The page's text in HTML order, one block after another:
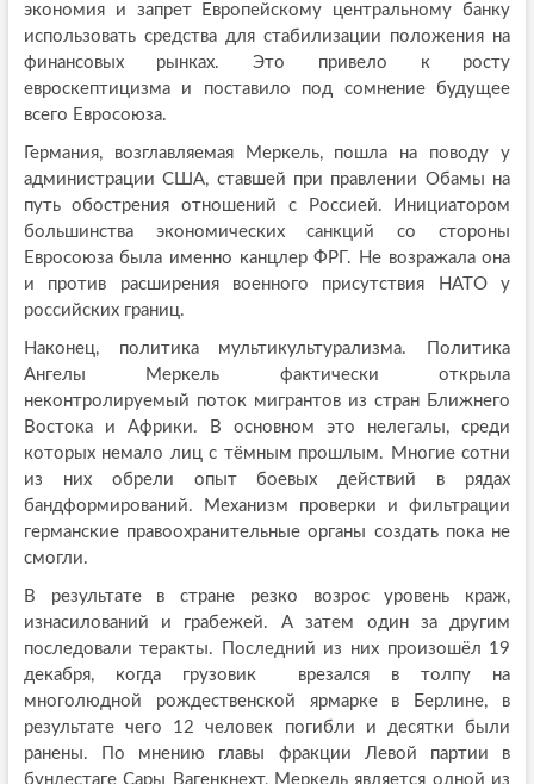
экономия и запрет Европейскому центральному банку
использовать средства для стабилизации положения на
финансовых рынках. Это привело к росту
евроскептицизма и поставило под сомнение будущее
всего Евросоюза.
Германия, возглавляемая Меркель, пошла на поводу у
администрации США, ставшей при правлении Обамы на
путь обострения отношений с Россией. Инициатором
большинства экономических санкций со стороны
Евросоюза была именно канцлер ФРГ. Не возражала она
и против расширения военного присутствия НАТО у
российских границ.
Наконец, политика мультикультурализма. Политика
Ангелы Меркель фактически открыла
неконтролируемый поток мигрантов из стран Ближнего
Востока и Африки. В основном это нелегалы, среди
которых немало лиц с тёмным прошлым. Многие сотни
из них обрели опыт боевых действий в рядах
бандформирований. Механизм проверки и фильтрации
германские правоохранительные органы создать пока не
смогли.
В результате в стране резко возрос уровень краж,
изнасилований и грабежей. А затем один за другим
последовали теракты. Последний из них произошёл 19
декабря, когда грузовик врезался в толпу на
многолюдной рождественской ярмарке в Берлине, в
результате чего 12 человек погибли и десятки были
ранены. По мнению главы фракции Левой партии в
бундестаге Сары Вагенкнехт, Меркель является одной из